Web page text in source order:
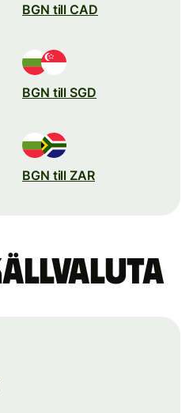
BGN till CAD
BGN till SGD
BGN till ZAR